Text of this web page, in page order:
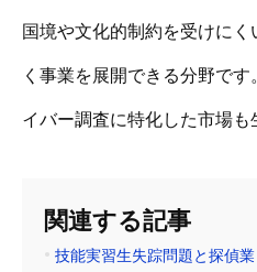
国境や文化的制約を受けに
く事業を展開できる分野で
イバー調査に特化した市場も
関連する記事
技能実習生失踪問題と探偵